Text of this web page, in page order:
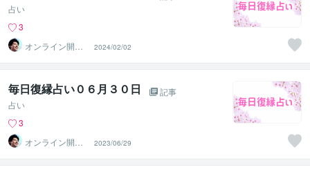
占い
3
オンライン開運
ビジネスアドバ
イザー＠志念
2024/02/02
毎日復縁占い０６月３０日
記事
占い
3
オンライン開運
ビジネスアドバ
イザー＠志念
2023/06/29